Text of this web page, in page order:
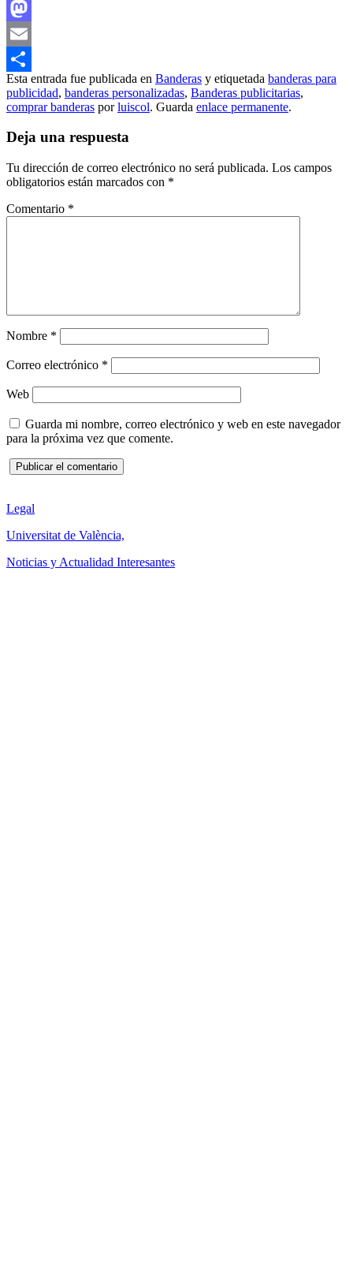
Facebook
Mastodon
Email
Compartir
Esta entrada fue publicada en Banderas y etiquetada banderas para
publicidad, banderas personalizadas, Banderas publicitarias,
comprar banderas porluiscol. Guarda enlace permanente.
Deja una respuesta
Tu dirección de correo electrónico no será publicada. Los campos
obligatorios están marcados con *
Comentario *
Nombre *
Correo electrónico *
Web
Guarda mi nombre, correo electrónico y web en este navegador
para la próxima vez que comente.
Legal
Universitat de València,
Noticias y Actualidad Interesantes